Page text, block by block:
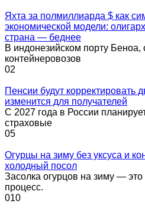
Яхта за полмиллиарда $ как
экономической модели:
страна — беднее
В индонезийском порту Беноа,
контейнеровозов
02
Пенсии будут корректировать
изменится для получателей
С 2027 года в России
страховые
05
Огурцы на зиму без уксуса и
холодный посол
Засолка огурцов на зиму — это
процесс.
010